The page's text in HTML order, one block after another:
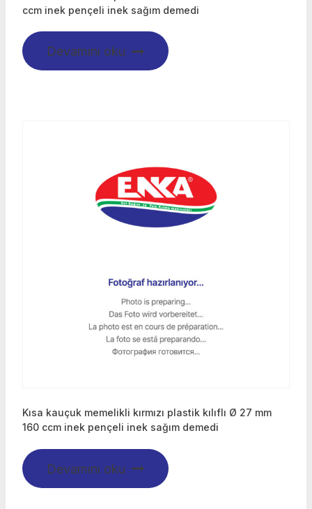
ccm inek pençeli inek sağım demedi
Devamını oku
Kısa kauçuk memelikli kırmızı plastik kılıflı Ø 27 mm
160 ccm inek pençeli inek sağım demedi
Devamını oku